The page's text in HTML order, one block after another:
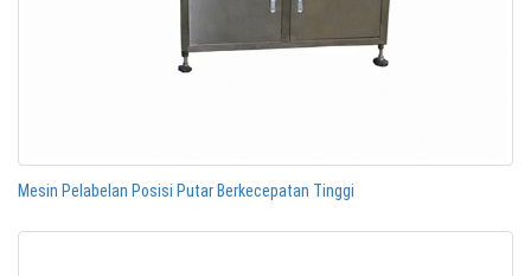
Mesin Pelabelan Posisi Putar Berkecepatan Tinggi